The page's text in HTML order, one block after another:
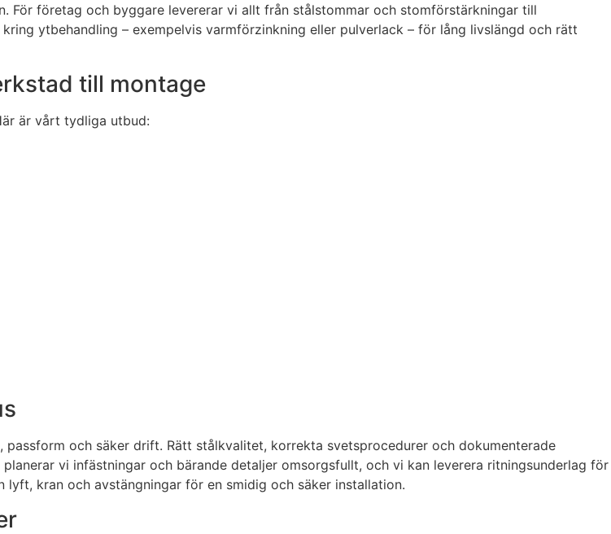
För företag och byggare levererar vi allt från stålstommar och stomförstärkningar till
ytbehandling – exempelvis varmförzinkning eller pulverlack – för lång livslängd och rätt
till montage
är vårt tydliga utbud:
och säker drift. Rätt stålkvalitet, korrekta svetsprocedurer och dokumenterade
vi infästningar och bärande detaljer omsorgsfullt, och vi kan leverera ritningsunderlag för
kran och avstängningar för en smidig och säker installation.